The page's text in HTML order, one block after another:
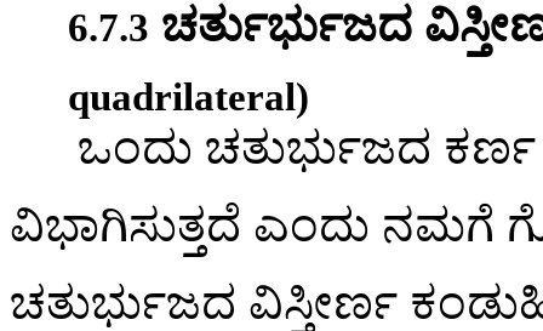
6.7.3 ಚರ್ತುರ್ಭುಜದ
quadrilateral)
ಒಂದು ಚತುರ್ಭುಜದ ಕರ್ಣ
ವಿಭಾಗಿಸುತ್ತದೆ ಎಂದು ನಮಗೆ
ಚತುರ್ಭುಜದ ವಿಸ್ತೀರ್ಣ